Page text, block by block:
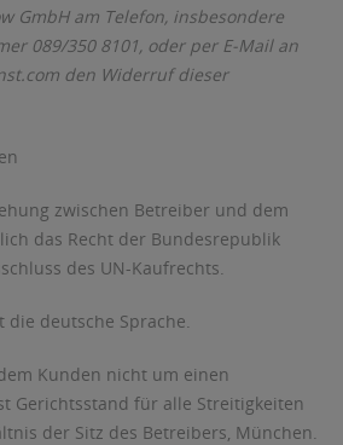
GmbH am Telefon, insbesondere
089/350 8101, oder per E-Mail an
den Widerruf dieser
zwischen Betreiber und dem
das Recht der Bundesrepublik
des UN-Kaufrechts.
die deutsche Sprache.
Kunden nicht um einen
Gerichtsstand für alle Streitigkeiten
der Sitz des Betreibers, München.